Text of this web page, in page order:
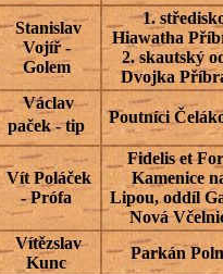
Stanislav
Vojíř -
Golem
1.
Hiawatha
2. skautský
Dvojka
Václav
paček - tip
Poutníci
Vít Poláček
- Prófa
Fidelis et
Kamenice
Lipou, oddíl
Nová
Vítězslav
Kunc
Parkán